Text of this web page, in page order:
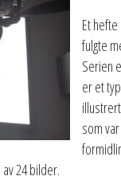
Et
fulgte
Serien
er et
som
24 bilder.